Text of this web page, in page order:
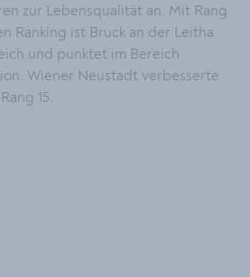
zur Lebensqualität an. Mit Rang
Ranking ist Bruck an der Leitha
und punktet im Bereich
Wiener Neustadt verbesserte
15.